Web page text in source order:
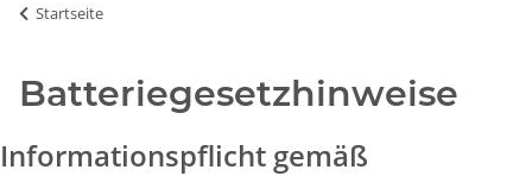
Startseite
Batteriegesetzhinweise
Informationspflicht gemäß